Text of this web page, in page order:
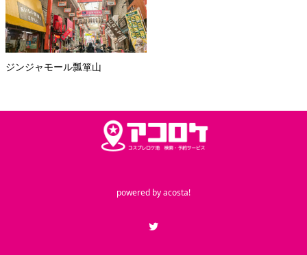
ジンジャモール瓢箪山
powered byacosta!